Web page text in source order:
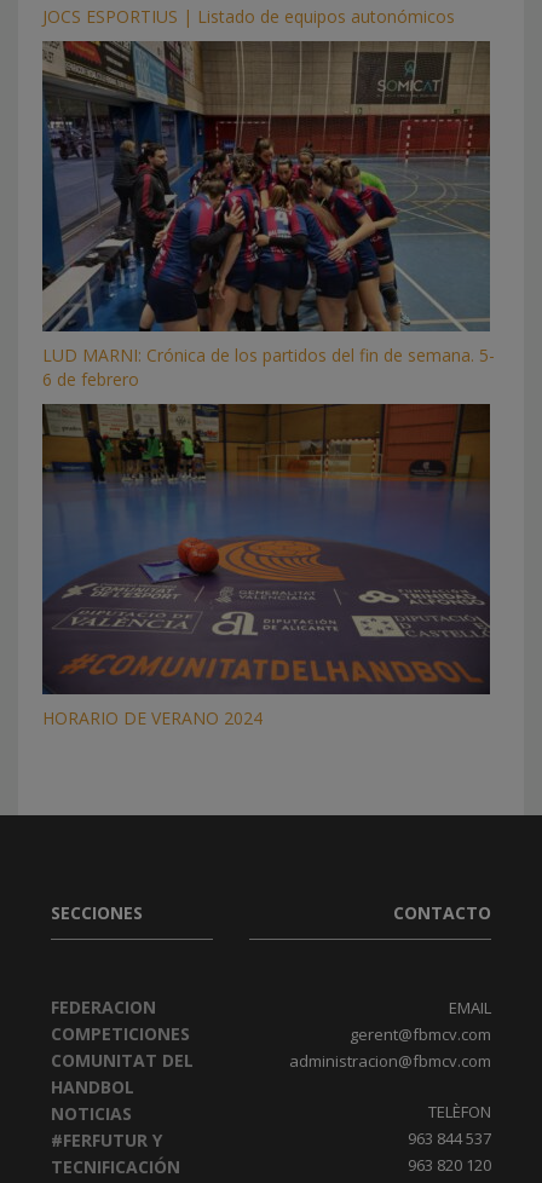
JOCS ESPORTIUS | Listado de equipos autonómicos
LUD MARNI: Crónica de los partidos del fin de semana. 5-
6 de febrero
HORARIO DE VERANO 2024
SECCIONES
FEDERACION
COMPETICIONES
COMUNITAT DEL
HANDBOL
NOTICIAS
#FERFUTUR Y
TECNIFICACIÓN
CONTACTO
EMAIL
gerent@fbmcv.com
administracion@fbmcv.com
TELÈFON
963 844 537
963 820 120